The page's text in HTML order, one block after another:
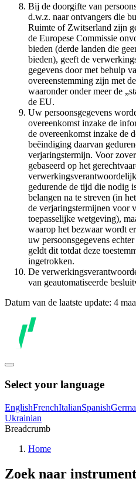
Bij de doorgifte van
d.w.z. naar ontvangers die
Ruimte of Zwitserland zijn
de Europese Commissie
bieden (derde landen die
bieden), geeft de
gegevens door met behulp
overeenstemming zijn met
waaronder onder meer de
de EU.
Uw persoonsgegevens
overeenkomst inzake de
de overeenkomst inzake de
beëindiging daarvan
verjaringstermijn. Voor
gebaseerd op het
gedurende de tijd die nodig
belangen na te streven (in
de verjaringstermijnen voor
toepasselijke wetgeving),
waarop het bezwaar wordt
uw persoonsgegevens
geldt dit totdat deze
ingetrokken.
De
van geautomatiseerde
Datum van de laatste update: 4
Select your language
EnglishFrenchItalianSpanish
Ukrainian
Breadcrumb
Home
Zoek naar